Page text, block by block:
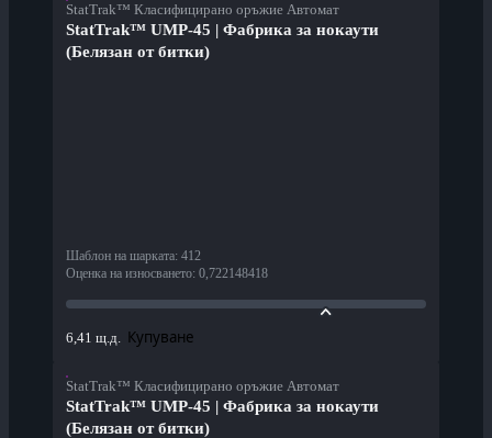
StatTrak™ Класифицирано оръжие Автомат
StatTrak™ UMP-45 | Фабрика за нокаути
(Белязан от битки)
Шаблон на шарката: 412
Оценка на износването: 0,722148418
6,41 щ.д. Купуване
StatTrak™ Класифицирано оръжие Автомат
StatTrak™ UMP-45 | Фабрика за нокаути
(Белязан от битки)